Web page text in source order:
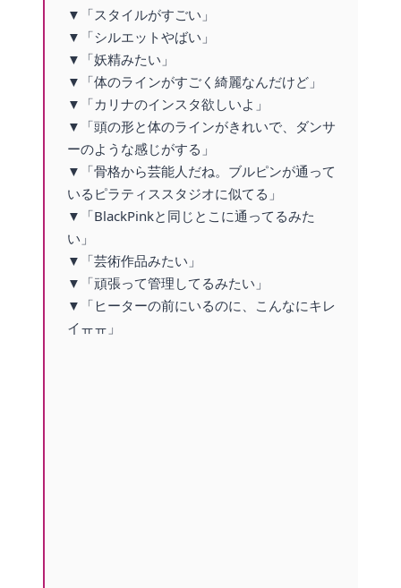
▼「スタイルがすごい」
▼「シルエットやばい」
▼「妖精みたい」
▼「体のラインがすごく綺麗なんだけど」
▼「カリナのインスタ欲しいよ」
▼「頭の形と体のラインがきれいで、ダンサ
ーのような感じがする」
▼「骨格から芸能人だね。ブルピンが通って
いるピラティススタジオに似てる」
▼「BlackPinkと同じとこに通ってるみた
い」
▼「芸術作品みたい」
▼「頑張って管理してるみたい」
▼「ヒーターの前にいるのに、こんなにキレ
イㅠㅠ」